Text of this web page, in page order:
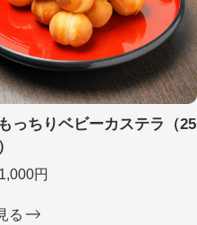
っちりベビーカステラ（25
円
る